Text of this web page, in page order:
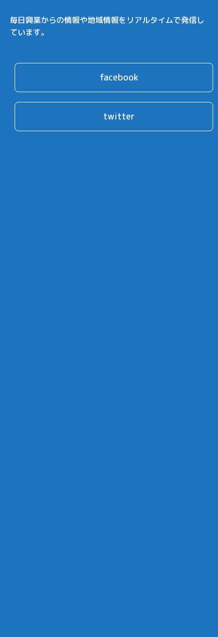
毎日興業からの情報や地域情報をリアルタイムで発信し
ています。
facebook
twitter